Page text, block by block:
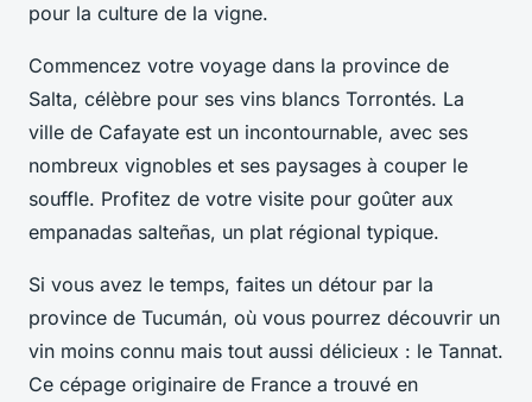
pour la culture de la vigne.
Commencez votre voyage dans la province de
Salta, célèbre pour ses vins blancs Torrontés. La
ville de Cafayate est un incontournable, avec ses
nombreux vignobles et ses paysages à couper le
souffle. Profitez de votre visite pour goûter aux
empanadas salteñas, un plat régional typique.
Si vous avez le temps, faites un détour par la
province de Tucumán, où vous pourrez découvrir un
vin moins connu mais tout aussi délicieux : le Tannat.
Ce cépage originaire de France a trouvé en